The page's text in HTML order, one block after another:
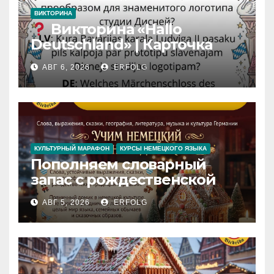
ВИКТОРИНА
Викторина «Hallo
Deutschland» | Карточка
№46
Замок вдохновения
Iedvesmas pils / Schloss der
Inspiration
АВГ 6, 2026 ERFOLG
КУЛЬТУРНЫЙ МАРАФОН КУРСЫ НЕМЕЦКОГО ЯЗЫКА
Пополняем словарный
запас с рождественской
сказкой! Учим немецкий
вместе с Lebkuchenhaus
АВГ 5, 2026 ERFOLG